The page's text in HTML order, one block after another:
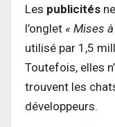
Les publicités
l’onglet « Mises
utilisé par 1,5
Toutefois, elles
trouvent les
développeurs.